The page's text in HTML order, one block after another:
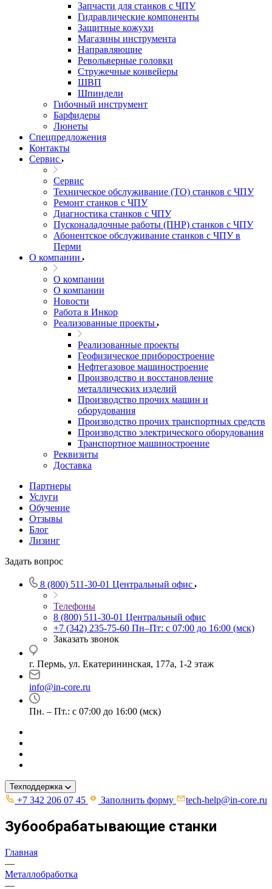
Запчасти для станков с ЧПУ
Гидравлические компоненты
Защитные кожухи
Магазины инструмента
Направляющие
Револьверные головки
Стружечные конвейеры
ШВП
Шпиндели
Гибочный инструмент
Барфидеры
Люнеты
Спецпредложения
Контакты
Сервис
Сервис
Техническое обслуживание (ТО) станков с ЧПУ
Ремонт станков с ЧПУ
Диагностика станков с ЧПУ
Пусконаладочные работы (ПНР) станков с ЧПУ
Абонентское обслуживание станков с ЧПУ в
Перми
О компании
О компании
О компании
Новости
Работа в Инкор
Реализованные проекты
Реализованные проекты
Геофизическое приборостроение
Нефтегазовое машиностроение
Производство и восстановление
металлических изделий
Производство прочих машин и
оборудования
Производство прочих транспортных средств
Производство электрического оборудования
Транспортное машиностроение
Реквизиты
Доставка
Партнеры
Услуги
Обучение
Отзывы
Блог
Лизинг
Задать вопрос
8 (800) 511-30-01 Центральный офис
Телефоны
8 (800) 511-30-01 Центральный офис
+7 (342) 235-75-60 Пн–Пт: с 07:00 до 16:00 (мск)
Заказать звонок
г. Пермь, ул. ​Екатерининская, 177а, ​1-2 этаж
info@in-core.ru
Пн. – Пт.: с 07:00 до 16:00 (мск)
Техподдержка
+7 342 206 07 45 Заполнить форму tech-help@in-core.ru
Зубообрабатывающие станки
Главная
—
Металлобработка
—